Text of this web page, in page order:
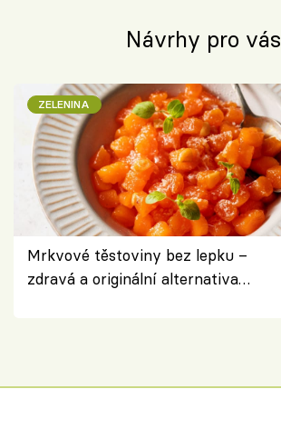
Návrhy pro vás
ZELENINA
Mrkvové těstoviny bez lepku –
zdravá a originální alternativa